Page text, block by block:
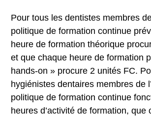
Pour tous les dentistes membres
politique de formation continue
heure de formation théorique
et que chaque heure de formation
hands-on » procure 2 unités FC.
hygiénistes dentaires membres de
politique de formation continue
heures d’activité de formation, que